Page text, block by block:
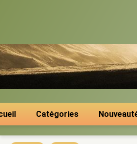
Catégories